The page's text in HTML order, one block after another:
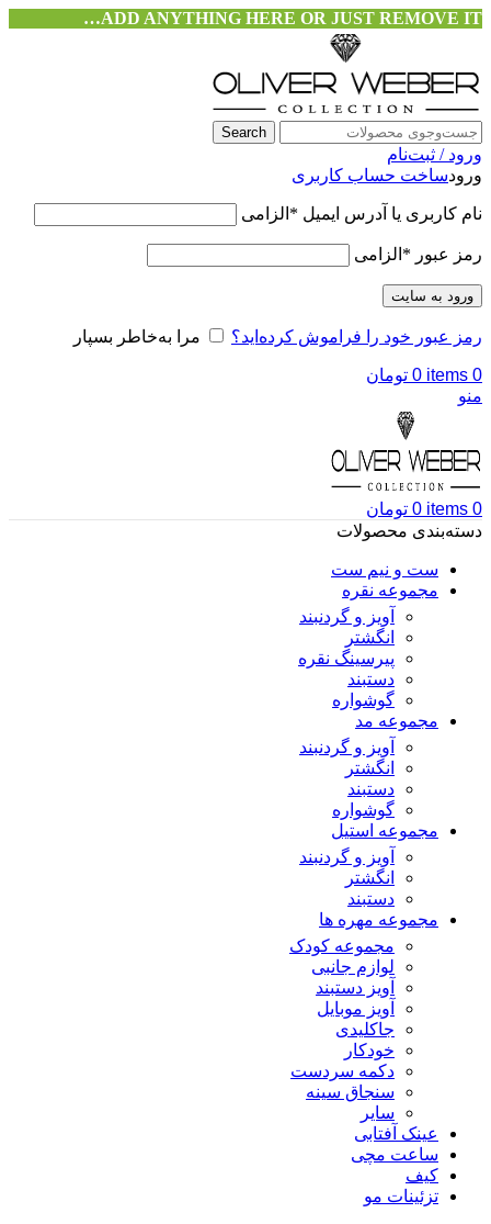
ADD ANYTHING HERE OR JUST REMOVE IT…
Search
ورود / ثبت‌نام
ورودساخت حساب کاربری
نام کاربری یا آدرس ایمیل * الزامی
رمز عبور * الزامی
ورود به سایت
رمز عبور خود را فراموش کرده‌اید؟ مرا به‌خاطر بسپار
0
items
0 تومان
منو
0
items
0 تومان
دسته‌بندی محصولات
ست و نیم ست
مجموعه نقره
آویز و گردنبند
انگشتر
پیرسینگ نقره
دستبند
گوشواره
مجموعه مد
آویز و گردنبند
انگشتر
دستبند
گوشواره
مجموعه استیل
آویز و گردنبند
انگشتر
دستبند
مجموعه مهره ها
مجموعه کودک
لوازم جانبی
آویز دستبند
آویز موبایل
جاکلیدی
خودکار
دکمه سردست
سنجاق سینه
سایر
عینک آفتابی
ساعت مچی
کیف
تزئینات مو